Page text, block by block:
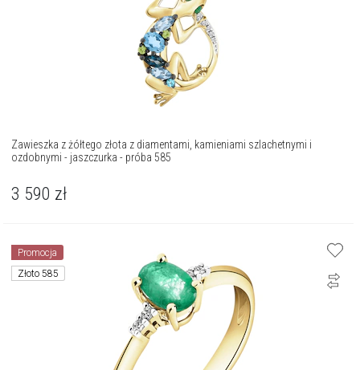
Zawieszka z żółtego złota z diamentami, kamieniami szlachetnymi i
ozdobnymi - jaszczurka - próba 585
3 590 zł
Promocja
Złoto 585